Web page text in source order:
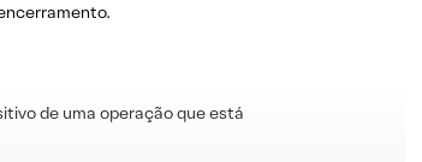
de uma operação que está